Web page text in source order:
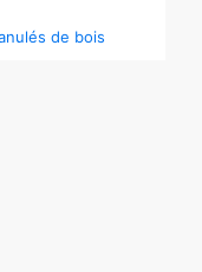
de bois